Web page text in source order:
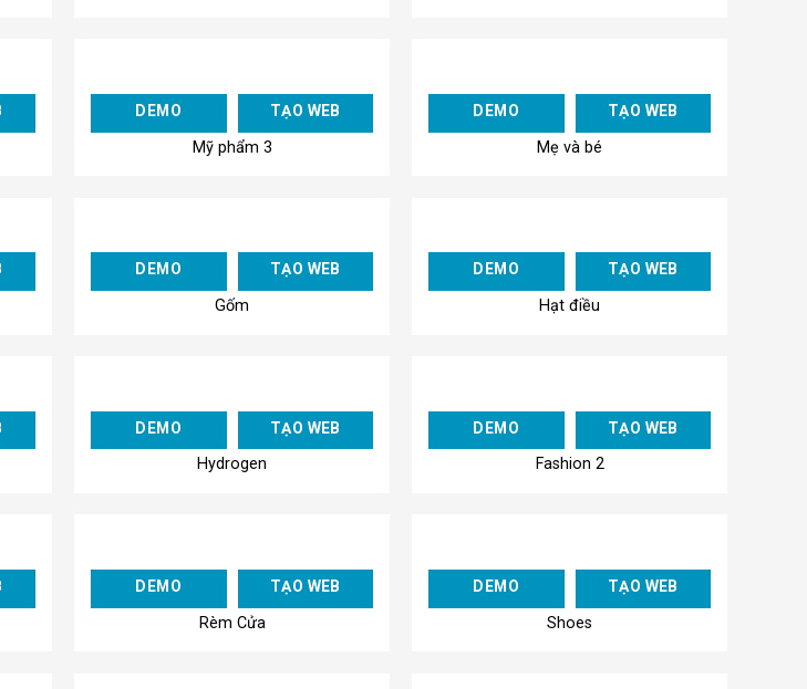
to
Add to
Wishlist
DEMO TẠO WEB
Mỹ phẩm 3
Add to
Wishlist
DEMO TẠO WEB
Mẹ và bé
to
Add to
DEMO TẠO WEB
Gốm
Add to
DEMO TẠO WEB
Hạt điều
to
Add to
Wishlist
DEMO TẠO WEB
Hydrogen
Add to
Wishlist
DEMO TẠO WEB
Fashion 2
to
Add to
DEMO TẠO WEB
Rèm Cửa
Add to
DEMO TẠO WEB
Shoes